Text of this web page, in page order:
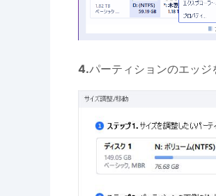
4.パーティションのエッジ